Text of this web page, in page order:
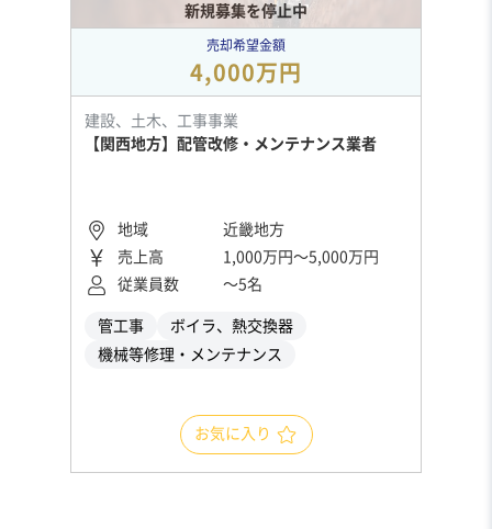
新規募集を停止中
売却希望金額
4,000万円
建設、土木、工事事業
【関西地方】配管改修・メンテナンス業者
地域
近畿地方
売上高
1,000万円〜5,000万円
従業員数
〜5名
管工事
ボイラ、熱交換器
機械等修理・メンテナンス
お気に入り